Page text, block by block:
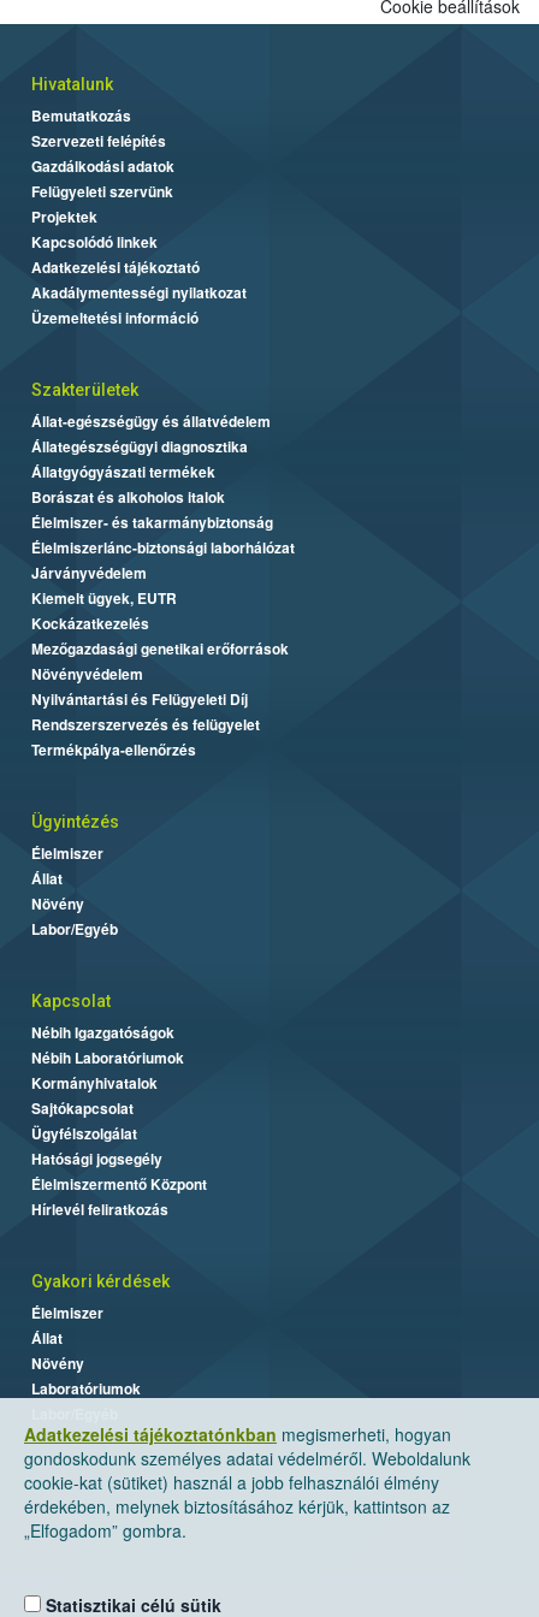
folytatódik a növények fejlődésének nyomonkövetésével.
Adatkezelési tájékoztatónkban megismerheti, hogyan
gondoskodunk személyes adatai védelméről. Weboldalunk
cookie-kat (sütiket) használ a jobb felhasználói élmény
érdekében, melynek biztosításához kérjük, kattintson az
„Elfogadom” gombra.
Statisztikai célú sütik
Cookie beállítások
Hivatalunk
Bemutatkozás
Szervezeti felépítés
Gazdálkodási adatok
Felügyeleti szervünk
Projektek
Kapcsolódó linkek
Adatkezelési tájékoztató
Akadálymentességi nyilatkozat
Üzemeltetési információ
Szakterületek
Állat-egészségügy és állatvédelem
Állategészségügyi diagnosztika
Állatgyógyászati termékek
Borászat és alkoholos italok
Élelmiszer- és takarmánybiztonság
Élelmiszerlánc-biztonsági laborhálózat
Járványvédelem
Kiemelt ügyek, EUTR
Kockázatkezelés
Mezőgazdasági genetikai erőforrások
Növényvédelem
Nyilvántartási és Felügyeleti Díj
Rendszerszervezés és felügyelet
Termékpálya-ellenőrzés
Ügyintézés
Élelmiszer
Állat
Növény
Labor/Egyéb
Kapcsolat
Nébih Igazgatóságok
Nébih Laboratóriumok
Kormányhivatalok
Sajtókapcsolat
Ügyfélszolgálat
Hatósági jogsegély
Élelmiszermentő Központ
Hírlevél feliratkozás
Gyakori kérdések
Élelmiszer
Állat
Növény
Laboratóriumok